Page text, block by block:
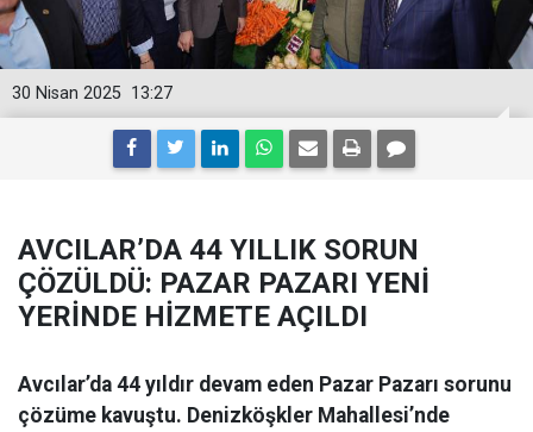
13:27
30 Nisan 2025
AVCILAR’DA 44 YILLIK SORUN
ÇÖZÜLDÜ: PAZAR PAZARI YENİ
YERİNDE HİZMETE AÇILDI
Avcılar’da 44 yıldır devam eden Pazar Pazarı sorunu
çözüme kavuştu. Denizköşkler Mahallesi’nde